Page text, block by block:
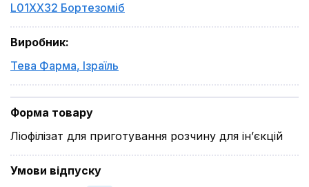
L01XX32 Бортезоміб
Виробник:
Тева Фарма, Ізраїль
Форма товару
Ліофілізат для приготування розчину для ін’єкцій
Умови відпуску